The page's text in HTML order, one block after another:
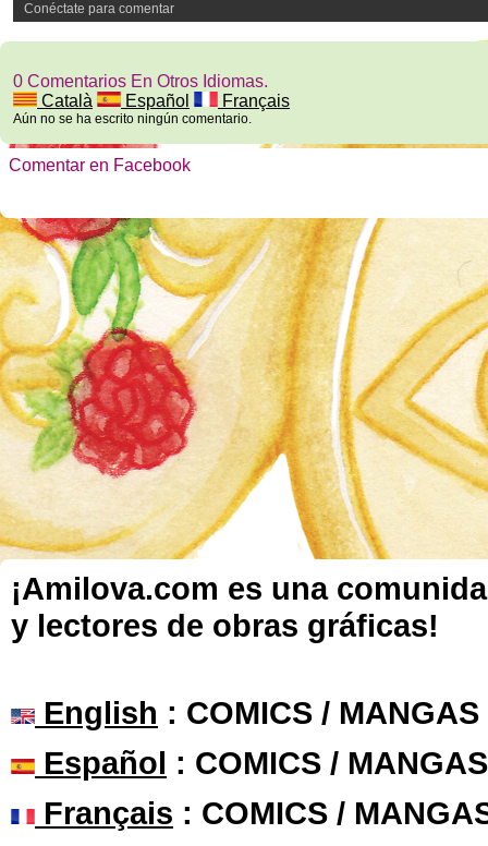
Conéctate para comentar
0 Comentarios En Otros Idiomas.
Català
Español Français
Aún no se ha escrito ningún comentario.
Comentar en Facebook
¡Amilova.com es una
y lectores de obras gráficas!
English : COMICS /
Español : COMICS /
Français : COMICS /